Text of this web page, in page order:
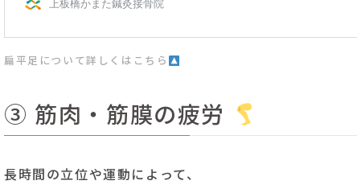
扁平足について詳しくはこちら
③ 筋肉・筋膜の疲労
長時間の立位や運動によって、